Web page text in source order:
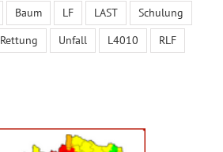
Baum LF LAST
Schulung
Rettung Unfall L4010 RLF